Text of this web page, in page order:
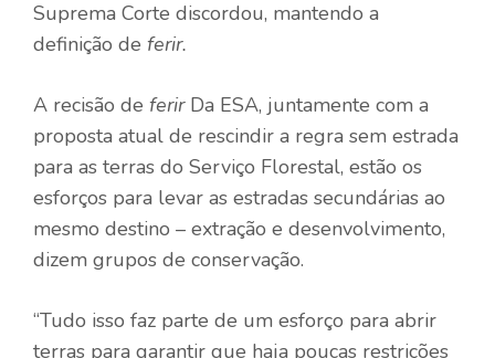
Suprema Corte discordou, mantendo a
definição de ferir.
A recisão de ferirDa ESA, juntamente com a
proposta atual de rescindir a regra sem estrada
para as terras do Serviço Florestal, estão os
esforços para levar as estradas secundárias ao
mesmo destino – extração e desenvolvimento,
dizem grupos de conservação.
“Tudo isso faz parte de um esforço para abrir
terras para garantir que haja poucas restrições